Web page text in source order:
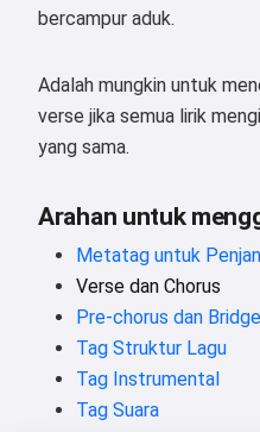
bercampur aduk.
Adalah mungkin untuk
verse jika semua lirik
yang sama.
Arahan untuk
Metatag untuk
Verse dan Chorus
Pre-chorus dan Bridge
Tag Struktur Lagu
Tag Instrumental
Tag Suara